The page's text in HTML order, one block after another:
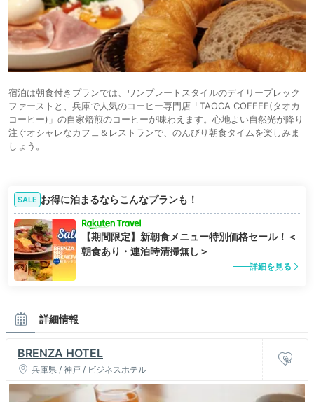
宿泊は朝食付きプランでは、ワンプレートスタイルのデイリーブレック
ファーストと、兵庫で人気のコーヒー専門店「TAOCA COFFEE(タオカ
コーヒー)」の自家焙煎のコーヒーが味わえます。心地よい自然光が降り
注ぐオシャレなカフェ＆レストランで、のんびり朝食タイムを楽しみま
しょう。
SALE お得に泊まるならこんなプランも！
【期間限定】新朝食メニュー特別価格セール！＜
朝食あり・連泊時清掃無し＞
詳細を見る
詳細情報
BRENZA HOTEL
兵庫県 / 神戸 / ビジネスホテル